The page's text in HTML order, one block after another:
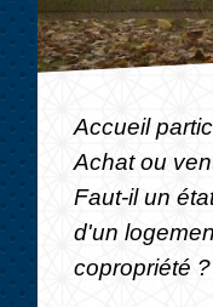
Accueil
Achat ou
Faut-il un
d'un
copropriété ?